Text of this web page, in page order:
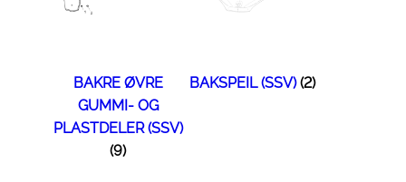
BAKRE ØVRE
GUMMI- OG
PLASTDELER (SSV)
(9)
BAKSPEIL (SSV)(2)